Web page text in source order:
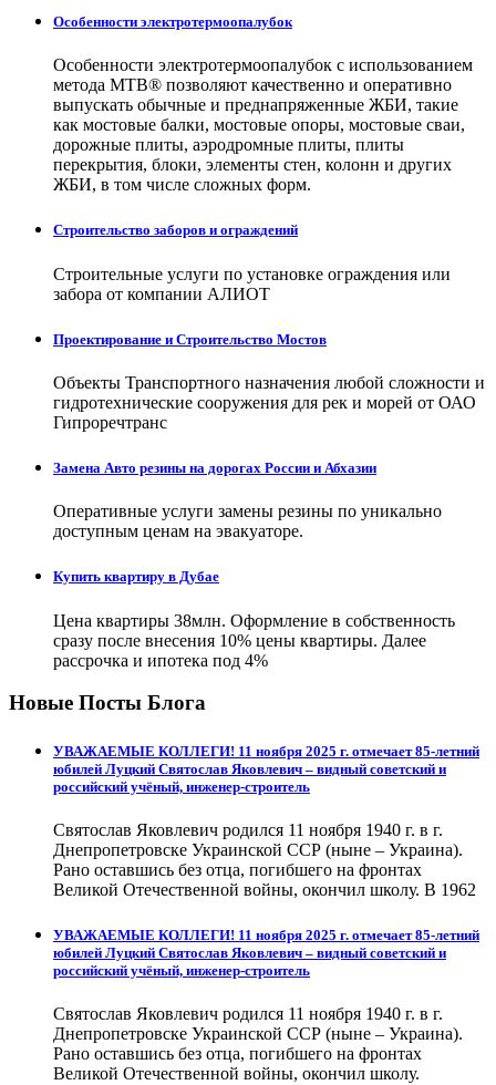
Особенности электротермоопалубок
Особенности электротермоопалубок с использованием
метода МТВ® позволяют качественно и оперативно
выпускать обычные и преднапряженные ЖБИ, такие
как мостовые балки, мостовые опоры, мостовые сваи,
дорожные плиты, аэродромные плиты, плиты
перекрытия, блоки, элементы стен, колонн и других
ЖБИ, в том числе сложных форм.
Строительство заборов и ограждений
Строительные услуги по установке ограждения или
забора от компании АЛИОТ
Проектирование и Строительство Мостов
Объекты Транспортного назначения любой сложности и
гидротехнические сооружения для рек и морей от ОАО
Гипроречтранс
Замена Авто резины на дорогах России и Абхазии
Оперативные услуги замены резины по уникально
доступным ценам на эвакуаторе.
Купить квартиру в Дубае
Цена квартиры 38млн. Оформление в собственность
сразу после внесения 10% цены квартиры. Далее
рассрочка и ипотека под 4%
Новые Посты Блога
УВАЖАЕМЫЕ КОЛЛЕГИ! 11 ноября 2025 г. отмечает 85-летний
юбилей Луцкий Святослав Яковлевич – видный советский и
российский учёный, инженер-строитель
Святослав Яковлевич родился 11 ноября 1940 г. в г.
Днепропетровске Украинской ССР (ныне – Украина).
Рано оставшись без отца, погибшего на фронтах
Великой Отечественной войны, окончил школу. В 1962
УВАЖАЕМЫЕ КОЛЛЕГИ! 11 ноября 2025 г. отмечает 85-летний
юбилей Луцкий Святослав Яковлевич – видный советский и
российский учёный, инженер-строитель
Святослав Яковлевич родился 11 ноября 1940 г. в г.
Днепропетровске Украинской ССР (ныне – Украина).
Рано оставшись без отца, погибшего на фронтах
Великой Отечественной войны, окончил школу.